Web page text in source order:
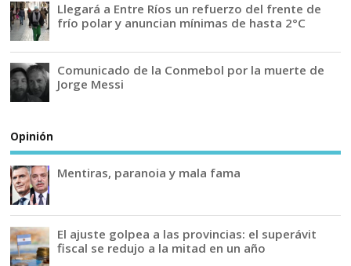
Llegará a Entre Ríos un refuerzo del frente de
frío polar y anuncian mínimas de hasta 2°C
Comunicado de la Conmebol por la muerte de
Jorge Messi
Opinión
Mentiras, paranoia y mala fama
El ajuste golpea a las provincias: el superávit
fiscal se redujo a la mitad en un año